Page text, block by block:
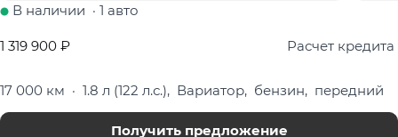
В наличии · 1 авто
1 319 900 ₽
Расчет кредита
17 000 км · 1.8 л (122 л.с.), Вариатор, бензин, передний
Получить предложение